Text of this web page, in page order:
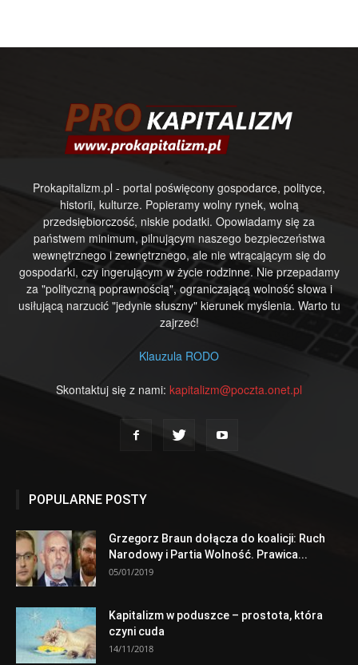
Prokapitalizm.pl - portal poświęcony gospodarce, polityce,
historii, kulturze. Popieramy wolny rynek, wolną
przedsiębiorczość, niskie podatki. Opowiadamy się za
państwem minimum, pilnującym naszego bezpieczeństwa
wewnętrznego i zewnętrznego, ale nie wtrącającym się do
gospodarki, czy ingerującym w życie rodzinne. Nie przepadamy
za "polityczną poprawnością", ograniczającą wolność słowa i
usiłującą narzucić "jedynie słuszny" kierunek myślenia. Warto tu
zajrzeć!
Klauzula RODO
Skontaktuj się z nami: kapitalizm@poczta.onet.pl
POPULARNE POSTY
Grzegorz Braun dołącza do koalicji: Ruch
Narodowy i Partia Wolność. Prawica...
05/01/2019
Kapitalizm w poduszce – prostota, która
czyni cuda
14/11/2018